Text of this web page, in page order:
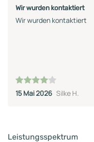
Wir wurden kontaktiert
Wir wurden kontaktiert
15 Mai 2026 Silke H.
Leistungsspektrum